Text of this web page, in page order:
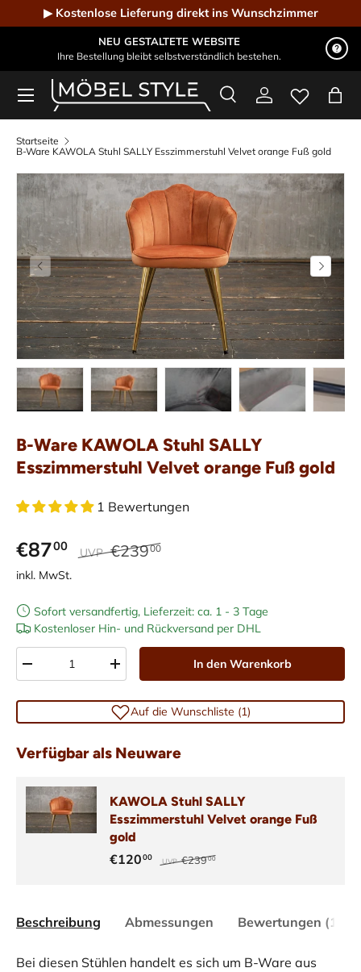
Direkt zum Inhalt
▶ Kostenlose Lieferung direkt ins Wunschzimmer
NEU GESTALTETE WEBSITE
Ihre Bestellung bleibt selbstverständlich bestehen.
Möbel Style - Der Online-Shop für Designmöbel
Suchen
SucheEinloggen
Menü
Startseite
B-Ware KAWOLA Stuhl SALLY Esszimmerstuhl Velvet orange Fuß gold
Vorherige Nächste
Bild 1 in Galerieansicht laden
Bild 2 in Galerieansicht laden
Bild 3 in Galerieansicht laden
Bild 4 in Bild 5
B-Ware KAWOLA Stuhl SALLY
Esszimmerstuhl Velvet orange Fuß gold
1 Bewertungen
€8700 UVP €23900
inkl. MwSt.
Sofort versandfertig, Lieferzeit: ca. 1 - 3 Tage
Kostenloser Hin- und Rückversand per DHL
-
+ In den Warenkorb
Auf die Wunschliste (1)
Verfügbar als Neuware
KAWOLA Stuhl SALLY
Esszimmerstuhl Velvet orange Fuß
gold
€12000 UVP €23900
Beschreibung Abmessungen Bewertungen (1)
Bei diesen Stühlen handelt es sich um B-Ware aus